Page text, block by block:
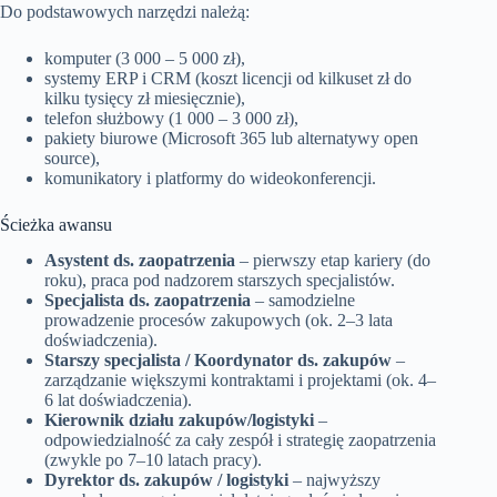
Do podstawowych narzędzi należą:
komputer (3 000 – 5 000 zł),
systemy ERP i CRM (koszt licencji od kilkuset zł do
kilku tysięcy zł miesięcznie),
telefon służbowy (1 000 – 3 000 zł),
pakiety biurowe (Microsoft 365 lub alternatywy open
source),
komunikatory i platformy do wideokonferencji.
Ścieżka awansu
Asystent ds. zaopatrzenia – pierwszy etap kariery (do
roku), praca pod nadzorem starszych specjalistów.
Specjalista ds. zaopatrzenia – samodzielne
prowadzenie procesów zakupowych (ok. 2–3 lata
doświadczenia).
Starszy specjalista / Koordynator ds. zakupów –
zarządzanie większymi kontraktami i projektami (ok. 4–
6 lat doświadczenia).
Kierownik działu zakupów/logistyki –
odpowiedzialność za cały zespół i strategię zaopatrzenia
(zwykle po 7–10 latach pracy).
Dyrektor ds. zakupów / logistyki – najwyższy